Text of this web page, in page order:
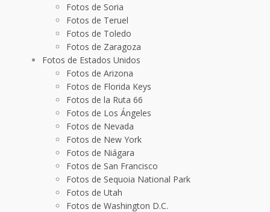
Fotos de Soria
Fotos de Teruel
Fotos de Toledo
Fotos de Zaragoza
Fotos de Estados Unidos
Fotos de Arizona
Fotos de Florida Keys
Fotos de la Ruta 66
Fotos de Los Ángeles
Fotos de Nevada
Fotos de New York
Fotos de Niágara
Fotos de San Francisco
Fotos de Sequoia National Park
Fotos de Utah
Fotos de Washington D.C.